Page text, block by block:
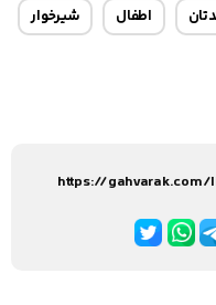
اطفال شیرخوار
https://